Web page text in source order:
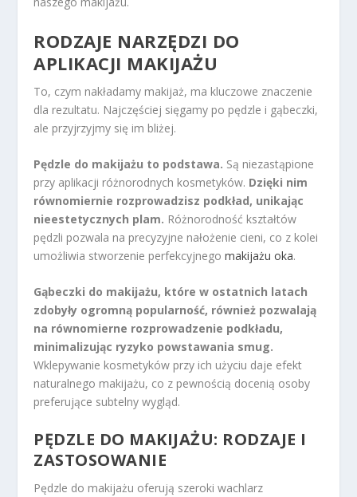
RODZAJE NARZĘDZI DO
APLIKACJI MAKIJAŻU
To, czym nakładamy makijaż, ma kluczowe znaczenie
dla rezultatu. Najczęściej sięgamy po pędzle i gąbeczki,
ale przyjrzyjmy się im bliżej.
Pędzle do makijażu to podstawa. Są niezastąpione
przy aplikacji różnorodnych kosmetyków. Dzięki nim
równomiernie rozprowadzisz podkład, unikając
nieestetycznych plam. Różnorodność kształtów
pędzli pozwala na precyzyjne nałożenie cieni, co z kolei
umożliwia stworzenie perfekcyjnegomakijażu oka.
Gąbeczki do makijażu, które w ostatnich latach
zdobyły ogromną popularność, również pozwalają
na równomierne rozprowadzenie podkładu,
minimalizując ryzyko powstawania smug.
Wklepywanie kosmetyków przy ich użyciu daje efekt
naturalnego makijażu, co z pewnością docenią osoby
preferujące subtelny wygląd.
PĘDZLE DO MAKIJAŻU: RODZAJE I
ZASTOSOWANIE
Pędzle do makijażu oferują szeroki wachlarz